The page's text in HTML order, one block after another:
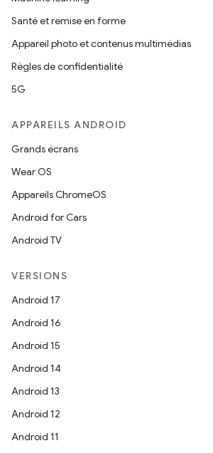
Santé et remise en forme
Appareil photo et contenus multimédias
Règles de confidentialité
5G
APPAREILS ANDROID
Grands écrans
Wear OS
Appareils ChromeOS
Android for Cars
Android TV
VERSIONS
Android 17
Android 16
Android 15
Android 14
Android 13
Android 12
Android 11